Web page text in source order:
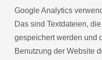
Google Analytics
Das sind Textdateien,
gespeichert werden und
Benutzung der Website